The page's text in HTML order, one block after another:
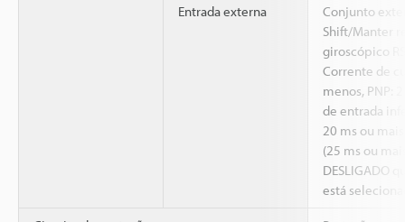
Entrada externa
Conjunto
Shift/Manter
giroscópico
Corrente de
menos, PNP:
de entrada
20 ms ou
(25 ms ou
DESLIGADO
está